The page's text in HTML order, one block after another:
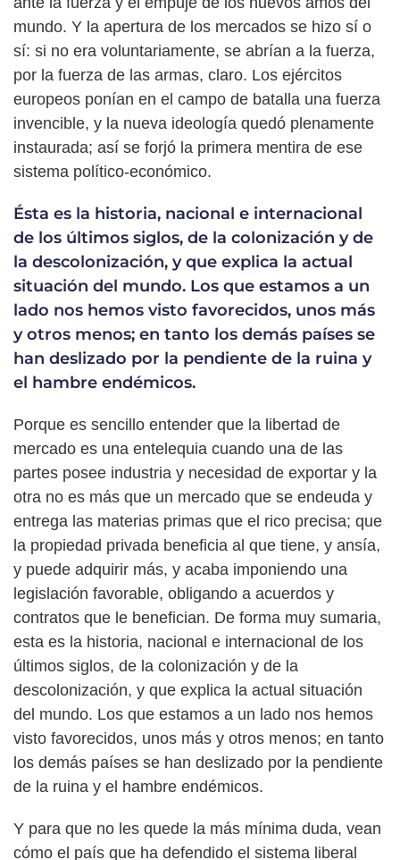
mundo. Y la apertura de los mercados se hizo sí o
sí: si no era voluntariamente, se abrían a la fuerza,
por la fuerza de las armas, claro. Los ejércitos
europeos ponían en el campo de batalla una fuerza
invencible, y la nueva ideología quedó plenamente
instaurada; así se forjó la primera mentira de ese
sistema político-económico.
Ésta es la historia, nacional e internacional
de los últimos siglos, de la colonización y de
la descolonización, y que explica la actual
situación del mundo. Los que estamos a un
lado nos hemos visto favorecidos, unos más
y otros menos; en tanto los demás países se
han deslizado por la pendiente de la ruina y
el hambre endémicos.
Porque es sencillo entender que la libertad de
mercado es una entelequia cuando una de las
partes posee industria y necesidad de exportar y la
otra no es más que un mercado que se endeuda y
entrega las materias primas que el rico precisa; que
la propiedad privada beneficia al que tiene, y ansía,
y puede adquirir más, y acaba imponiendo una
legislación favorable, obligando a acuerdos y
contratos que le benefician. De forma muy sumaria,
esta es la historia, nacional e internacional de los
últimos siglos, de la colonización y de la
descolonización, y que explica la actual situación
del mundo. Los que estamos a un lado nos hemos
visto favorecidos, unos más y otros menos; en tanto
los demás países se han deslizado por la pendiente
de la ruina y el hambre endémicos.
Y para que no les quede la más mínima duda, vean
cómo el país que ha defendido el sistema liberal